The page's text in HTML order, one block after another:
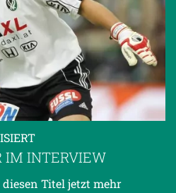
IM INTERVIEW
diesen Titel jetzt mehr